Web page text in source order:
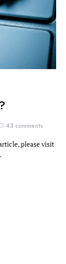
43 comments
please visit